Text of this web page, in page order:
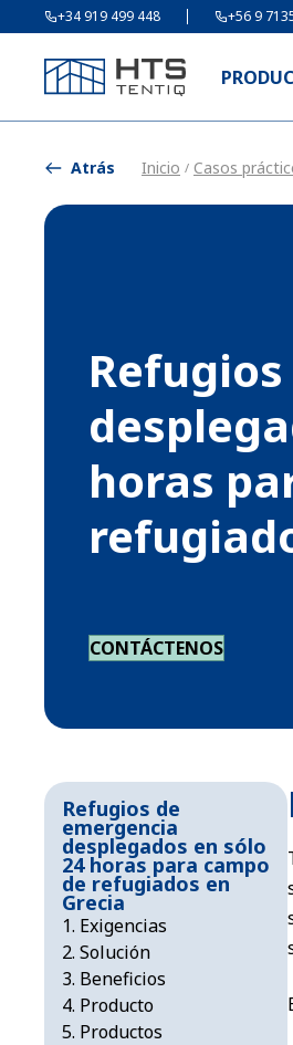
+34 919 499 448 +56 9
Atrás Inicio / Casos
horas
CONTÁCTENOS
Refugios de
emergencia
desplegados en sólo
24 horas para campo
de refugiados en
Grecia
Exigencias
Solución
Beneficios
Producto
Productos